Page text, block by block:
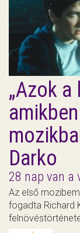
„Azok
Darko
28 nap van a
Az első
fogadta Richard